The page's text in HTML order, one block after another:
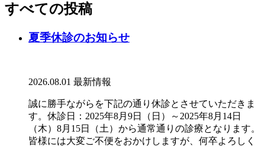
すべての投稿
夏季休診のお知らせ
2026.08.01 最新情報
誠に勝手ながらを下記の通り休診とさせていただきま
す。休診日：2025年8月9日（日）～2025年8月14日
（木）8月15日（土）から通常通りの診療となります。
皆様には大変ご不便をおかけしますが、何卒よろしく